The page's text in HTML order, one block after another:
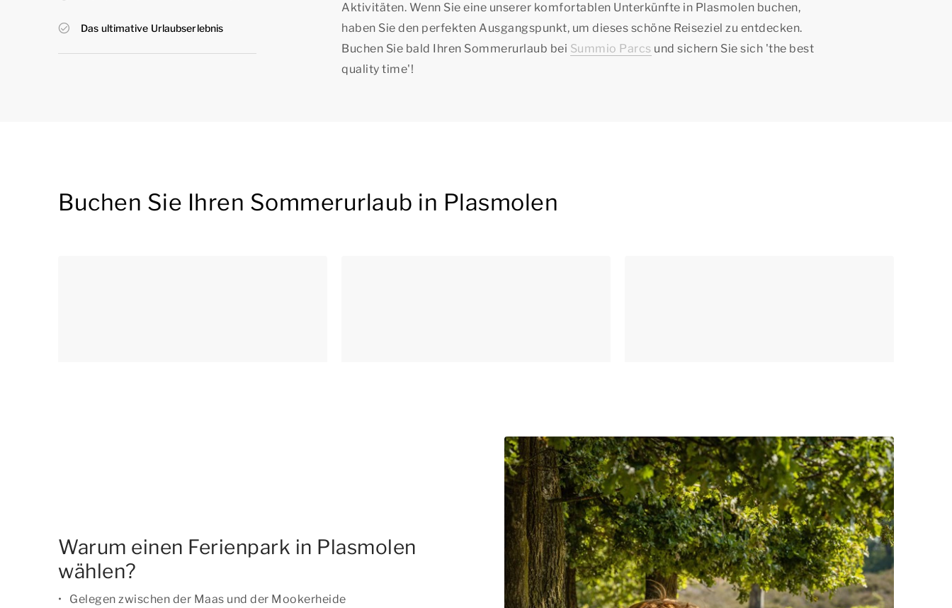
Das ultimative Urlaubserlebnis
Aktivitäten. Wenn Sie eine unserer komfortablen Unterkünfte in Plasmolen buchen,
haben Sie den perfekten Ausgangspunkt, um dieses schöne Reiseziel zu entdecken.
Buchen Sie bald Ihren Sommerurlaub bei Summio Parcs und sichern Sie sich 'the best
quality time'!
Buchen Sie Ihren Sommerurlaub in Plasmolen
Warum einen Ferienpark in Plasmolen
wählen?
Gelegen zwischen der Maas und der Mookerheide